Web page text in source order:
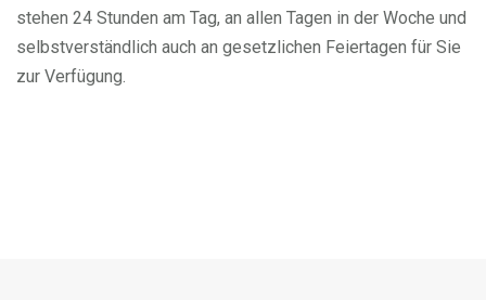
stehen 24 Stunden am Tag, an allen Tagen in der Woche und
selbstverständlich auch an gesetzlichen Feiertagen für Sie
zur Verfügung.